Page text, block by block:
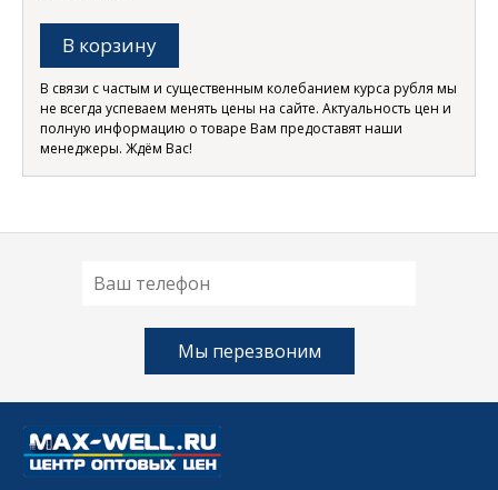
В корзину
В связи с частым и существенным колебанием курса рубля мы
не всегда успеваем менять цены на сайте. Актуальность цен и
полную информацию о товаре Вам предоставят наши
менеджеры. Ждём Вас!